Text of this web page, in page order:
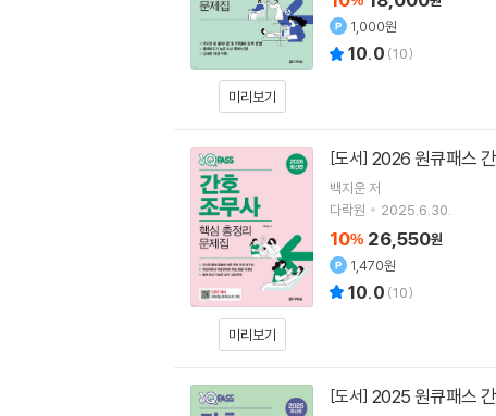
미리보기
1,000원
10.0 (10)
미리보기
[도서] 2026 원큐패스
백지운저
다락원
2025.6.30.
10% 26,550원
1,470원
10.0 (10)
[도서] 2025 원큐패스